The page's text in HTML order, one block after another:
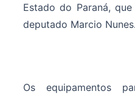
Estado do Paraná,
deputado Marcio Nunes.
Os equipamentos